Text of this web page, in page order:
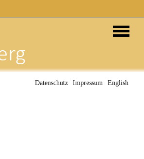
Datenschutz Impressum English